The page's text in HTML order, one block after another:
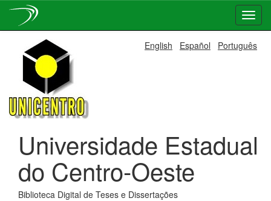
navigation
English Español Português
Universidade Estadual
do Centro-Oeste
Biblioteca Digital de Teses e Dissertações